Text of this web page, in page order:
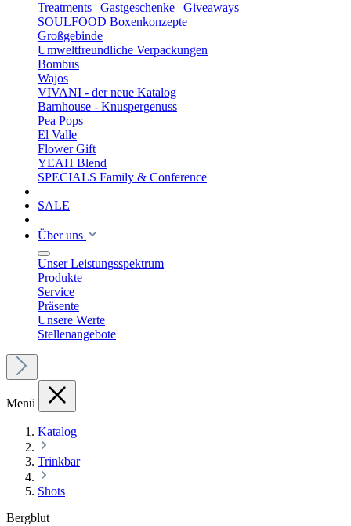
Treatments | Gastgeschenke | Giveaways
SOULFOOD Boxenkonzepte
Großgebinde
Umweltfreundliche Verpackungen
Bombus
Wajos
VIVANI - der neue Katalog
Barnhouse - Knuspergenuss
Pea Pops
El Valle
Flower Gift
YEAH Blend
SPECIALS Family & Conference
SALE
Über uns
Unser Leistungsspektrum
Produkte
Service
Präsente
Unsere Werte
Stellenangebote
Menü
Katalog
Trinkbar
Shots
Bergblut